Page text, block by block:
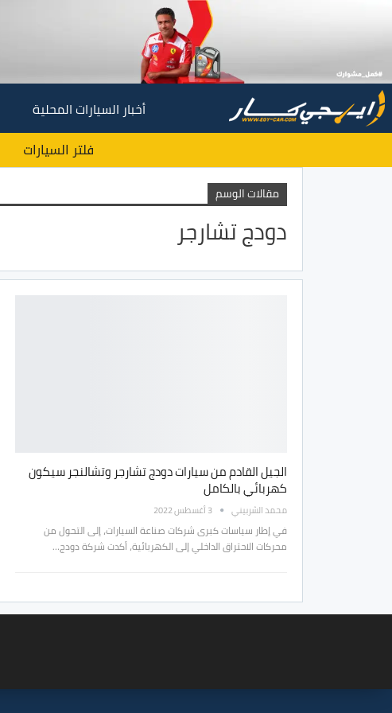
أخبار السيارات المحلية
فلتر السيارات
مقالات الوسم
دودج تشارجر
الجيل القادم من سيارات دودج تشارجر وتشالنجر سيكون
كهربائي بالكامل
محمد الشربيني 3 أغسطس 2022
في إطار سياسات كبرى شركات صناعة السيارات، إلى التحول من
محركات الاحتراق الداخلي إلى الكهربائية، أكدت شركة دودج…